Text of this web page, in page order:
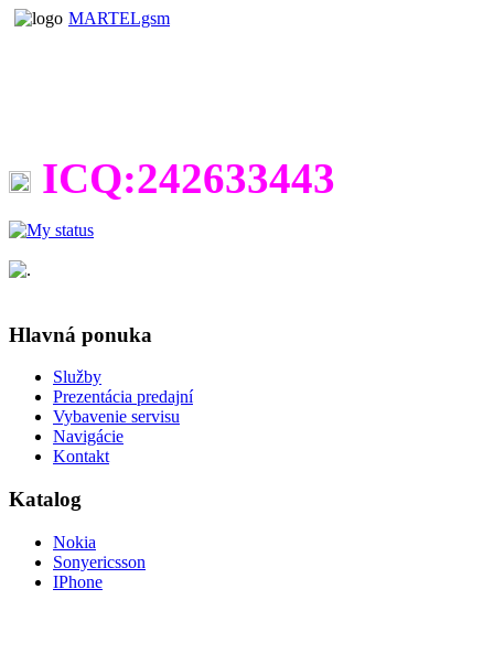
MARTELgsm
ICQ:242633443
Hlavná ponuka
Služby
Prezentácia predajní
Vybavenie servisu
Navigácie
Kontakt
Katalog
Nokia
Sonyericsson
IPhone